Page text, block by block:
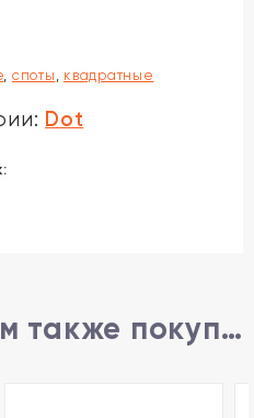
споты квадратные
Dot
С этим товаром также покупают